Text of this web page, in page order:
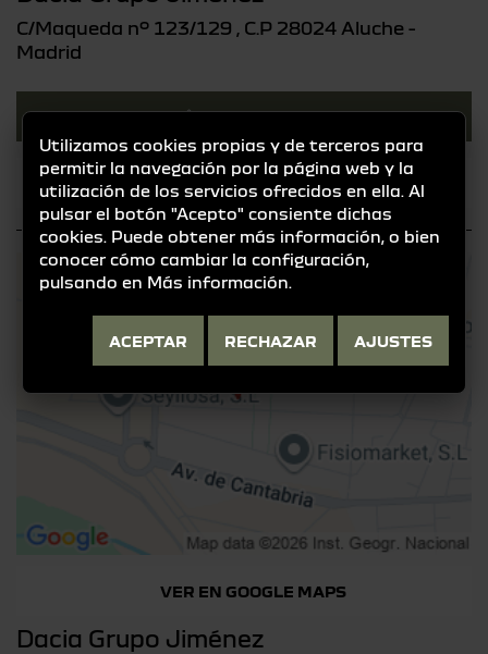
C/Maqueda nº 123/129 , C.P 28024 Aluche -
Madrid
917198722
DACIA@DACIAGRUPOJIMENEZ.COM
VER EN GOOGLE MAPS
Dacia Grupo Jiménez
Utilizamos cookies propias y de terceros para
permitir la navegación por la página web y la
utilización de los servicios ofrecidos en ella. Al
pulsar el botón "Acepto" consiente dichas
cookies. Puede obtener más información, o bien
conocer cómo cambiar la configuración,
pulsando en Más información
ACEPTAR RECHAZAR AJUSTES